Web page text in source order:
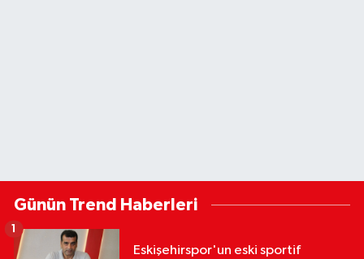
Günün Trend Haberleri
Eskişehirspor'un eski sportif
1